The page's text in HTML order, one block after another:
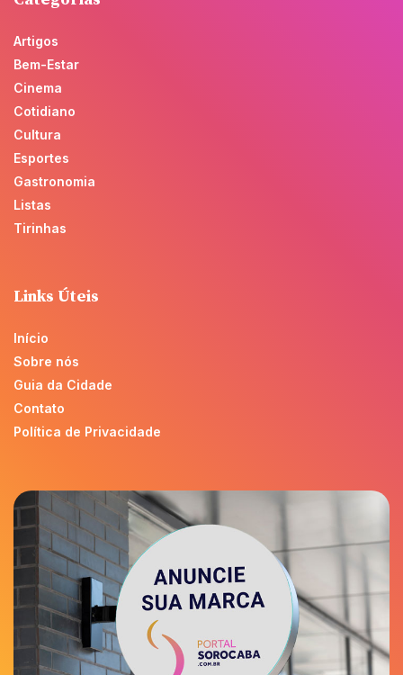
Artigos
Bem-Estar
Cinema
Cotidiano
Cultura
Esportes
Gastronomia
Listas
Tirinhas
Links Úteis
Início
Sobre nós
Guia da Cidade
Contato
Política de Privacidade